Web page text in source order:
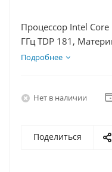
Процессор Intel
ГГц TDP 181,
Видеокарта RTX
Подробнее
Нет в наличии
Поделиться